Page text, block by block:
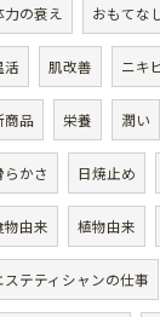
力の衰え おもてな
活 肌改善 ニキ
商品 栄養 潤い
らかさ 日焼止め
物由来 植物由来
ステティシャンの仕事